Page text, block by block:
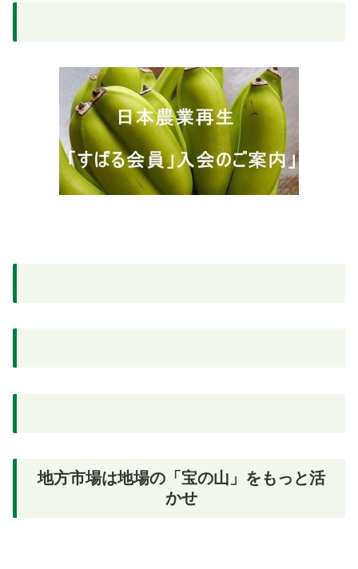
地方市場は地場の「宝の山」をもっと活
かせ